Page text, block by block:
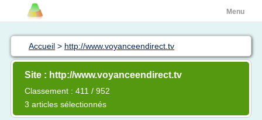
Menu
Accueil > http://www.voyanceendirect.tv
Site : http://www.voyanceendirect.tv
Classement : 411 / 952
3 articles sélectionnés